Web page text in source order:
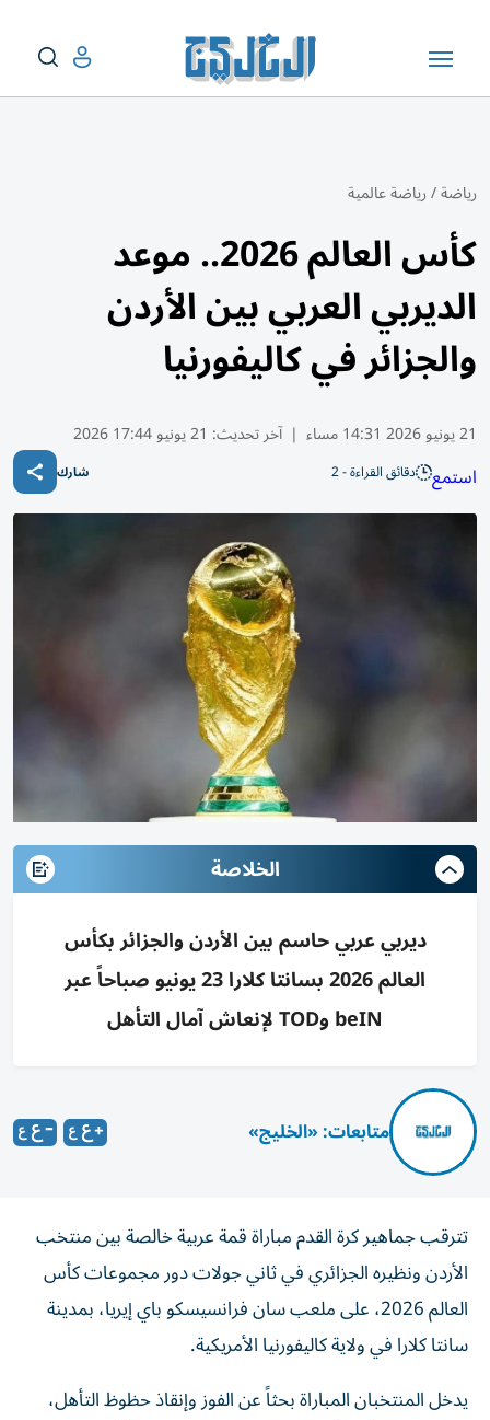
رياضة/رياضة عالمية
كأس العالم 2026.. موعد
الديربي العربي بين الأردن
والجزائر في كاليفورنيا
21 يونيو 2026 14:31 مساء | آخر تحديث: 21 يونيو 17:44 2026
استمع دقائق القراءة - 2 شارك
الخلاصة
ديربي عربي حاسم بين الأردن والجزائر بكأس
العالم 2026 بسانتا كلارا 23 يونيو صباحاً عبر
beIN وTOD لإنعاش آمال التأهل
متابعات: «الخليج»
تترقب جماهير كرة القدم مباراة قمة عربية خالصة بين منتخب
الأردن ونظيره الجزائري في ثاني جولات دور مجموعات كأس
العالم 2026، على ملعب سان فرانسيسكو باي إيريا، بمدينة
سانتا كلارا في ولاية كاليفورنيا الأمريكية.
يدخل المنتخبان المباراة بحثاً عن الفوز وإنقاذ حظوظ التأهل،